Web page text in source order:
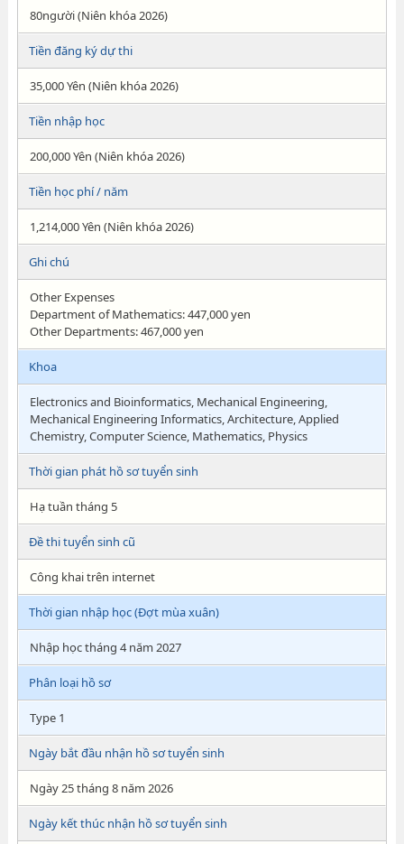
80người (Niên khóa 2026)
Tiền đăng ký dự thi
35,000 Yên (Niên khóa 2026)
Tiền nhập học
200,000 Yên (Niên khóa 2026)
Tiền học phí / năm
1,214,000 Yên (Niên khóa 2026)
Ghi chú
Other Expenses
Department of Mathematics: 447,000 yen
Other Departments: 467,000 yen
Khoa
Electronics and Bioinformatics, Mechanical Engineering,
Mechanical Engineering Informatics, Architecture, Applied
Chemistry, Computer Science, Mathematics, Physics
Thời gian phát hồ sơ tuyển sinh
Hạ tuần tháng 5
Đề thi tuyển sinh cũ
Công khai trên internet
Thời gian nhập học (Đợt mùa xuân)
Nhập học tháng 4 năm 2027
Phân loại hồ sơ
Type 1
Ngày bắt đầu nhận hồ sơ tuyển sinh
Ngày 25 tháng 8 năm 2026
Ngày kết thúc nhận hồ sơ tuyển sinh